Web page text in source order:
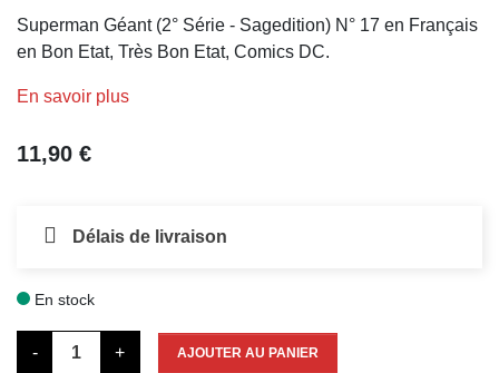
Superman Géant (2° Série - Sagedition) N° 17 en Français
en Bon Etat, Très Bon Etat, Comics DC.
En savoir plus
11,90 €
Délais de livraison
En stock
- + AJOUTER AU PANIER